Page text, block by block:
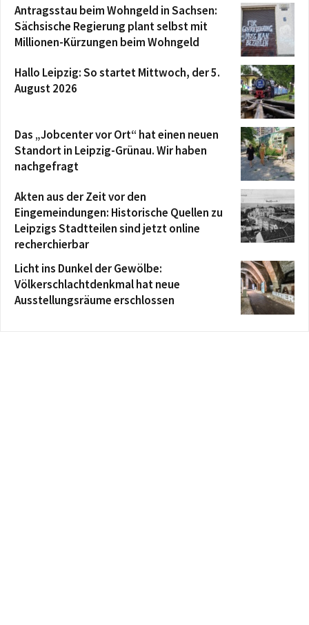
Antragsstau beim Wohngeld in Sachsen:
Sächsische Regierung plant selbst mit
Millionen-Kürzungen beim Wohngeld
Hallo Leipzig: So startet Mittwoch, der 5.
August 2026
Das „Jobcenter vor Ort“ hat einen neuen
Standort in Leipzig-Grünau. Wir haben
nachgefragt
Akten aus der Zeit vor den
Eingemeindungen: Historische Quellen zu
Leipzigs Stadtteilen sind jetzt online
recherchierbar
Licht ins Dunkel der Gewölbe:
Völkerschlachtdenkmal hat neue
Ausstellungsräume erschlossen